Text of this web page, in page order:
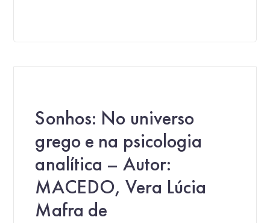
Sonhos: No universo
grego e na psicologia
analítica – Autor:
MACEDO, Vera Lúcia
Mafra de